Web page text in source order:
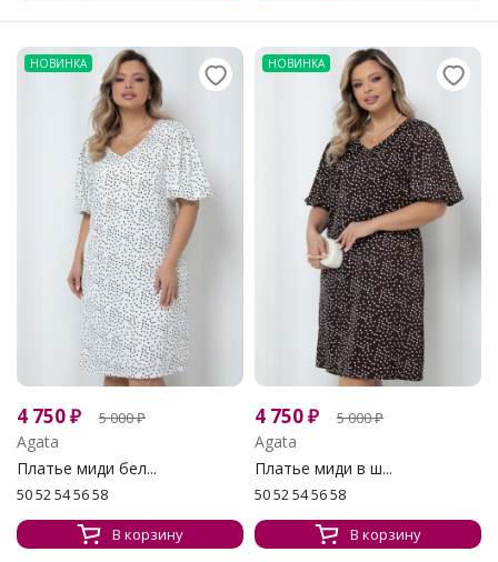
НОВИНКА
4 750₽ 5 000₽
Agata
Платье миди бел...
50 52 54 56 58
В корзину
НОВИНКА
4 750₽ 5 000₽
Agata
Платье миди в ш...
50 52 54 56 58
В корзину